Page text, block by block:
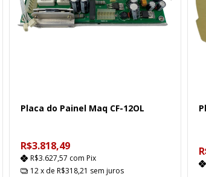
Placa do Painel Maq CF-12OL
R$3.818,49
R$3.627,57 com Pix
12x de R$318,21 sem juros